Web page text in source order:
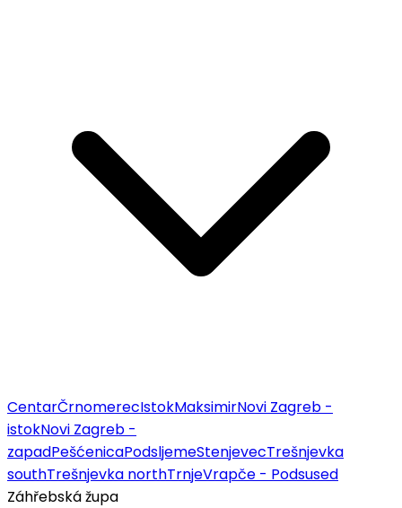
CentarČrnomerecIstokMaksimirNovi Zagreb -
istokNovi Zagreb -
zapadPešćenicaPodsljemeStenjevecTrešnjevka
southTrešnjevka northTrnjeVrapče - Podsused
Záhřebská župa